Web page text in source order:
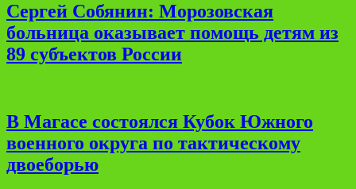
Сергей Собянин: Морозовская
больница оказывает помощь детям из
89 субъектов России
В Магасе состоялся Кубок Южного
военного округа по тактическому
двоеборью